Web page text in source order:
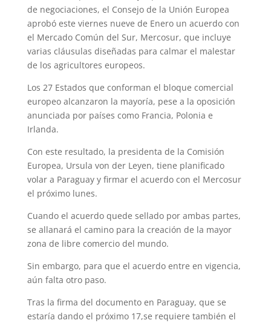
de negociaciones, el Consejo de la Unión Europea
aprobó este viernes nueve de Enero un acuerdo con
el Mercado Común del Sur, Mercosur, que incluye
varias cláusulas diseñadas para calmar el malestar
de los agricultores europeos.
Los 27 Estados que conforman el bloque comercial
europeo alcanzaron la mayoría, pese a la oposición
anunciada por países como Francia, Polonia e
Irlanda.
Con este resultado, la presidenta de la Comisión
Europea, Ursula von der Leyen, tiene planificado
volar a Paraguay y firmar el acuerdo con el Mercosur
el próximo lunes.
Cuando el acuerdo quede sellado por ambas partes,
se allanará el camino para la creación de la mayor
zona de libre comercio del mundo.
Sin embargo, para que el acuerdo entre en vigencia,
aún falta otro paso.
Tras la firma del documento en Paraguay, que se
estaría dando el próximo 17,se requiere también el